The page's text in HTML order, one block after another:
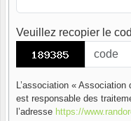
Veuillez recopier le
L’association «
est responsable des
l’adresse https://